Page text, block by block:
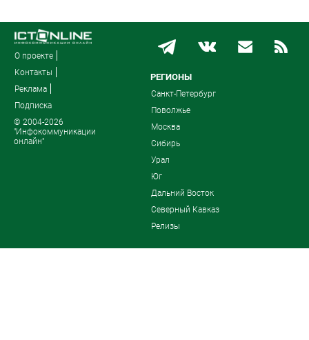
О проекте
Контакты
Реклама
Подписка
© 2004-2026
"Инфокоммуникации
онлайн"
РЕГИОНЫ
Санкт-Петербург
Поволжье
Москва
Сибирь
Урал
Юг
Дальний Восток
Северный Кавказ
Релизы